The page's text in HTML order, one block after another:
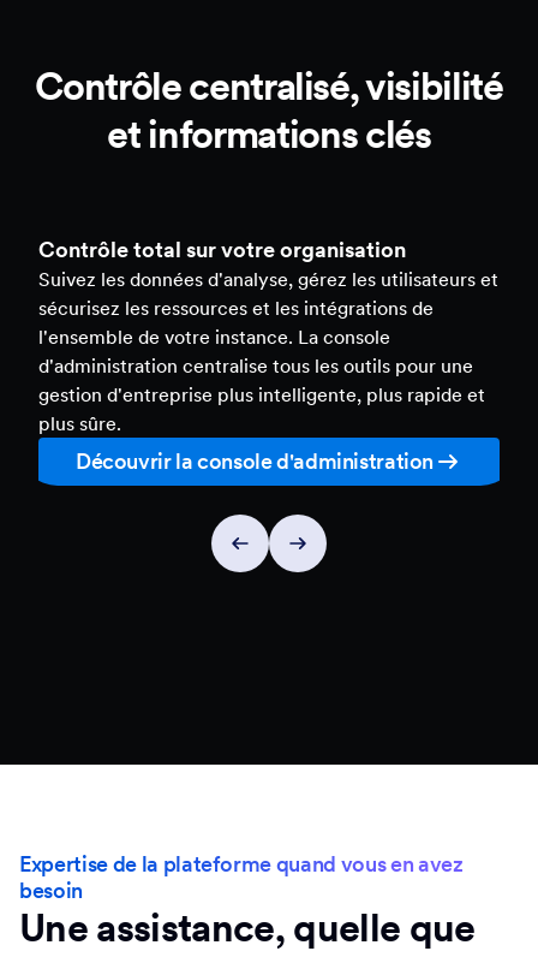
Contrôle centralisé, visibilité
et informations clés
Contrôle total sur votre organisation
Suivez les données d'analyse, gérez les utilisateurs et
sécurisez les ressources et les intégrations de
l'ensemble de votre instance. La console
d'administration centralise tous les outils pour une
gestion d'entreprise plus intelligente, plus rapide et
plus sûre.
Découvrir la console d'administration